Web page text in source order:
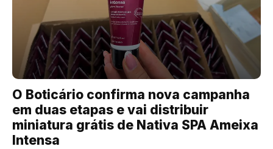
O Boticário confirma nova campanha
em duas etapas e vai distribuir
miniatura grátis de Nativa SPA Ameixa
Intensa